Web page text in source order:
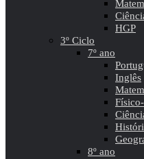
HGP
3º Ciclo
7º ano
Inglês
8º ano